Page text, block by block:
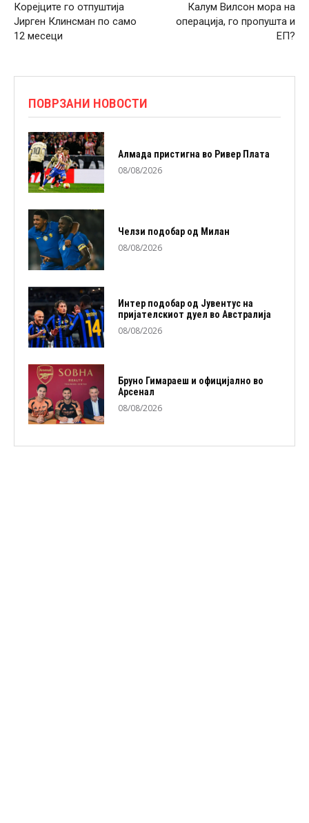
Корејците го отпуштија
Јирген Клинсман по само
12 месеци
Калум Вилсон мора на
операција, го пропушта и
ЕП?
ПОВРЗАНИ НОВОСТИ
Алмада пристигна во Ривер Плата
08/08/2026
Челзи подобaр од Милан
08/08/2026
Интер подобар од Јувентус на
пријателскиот дуел во Австралија
08/08/2026
Бруно Гимараеш и официјално во
Арсенал
08/08/2026